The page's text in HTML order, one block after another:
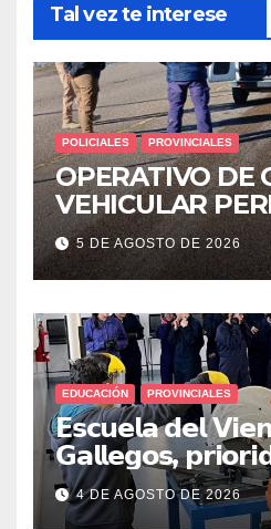
Tal vez te interese
POLICIALES PROVINCIALES
OPERATIVO DE
VEHICULAR
LOCALIZAR A
CON PEDIDO
5 DE AGOSTO DE 2026
EDUCACIÓN PROVINCIALES
𝗘𝘀𝗰𝘂𝗲𝗹𝗮 𝗱𝗲𝗹
𝗚𝗮𝗹𝗹𝗲𝗴𝗼𝘀,
𝘀𝗲𝗴𝘂𝗿𝗶𝗱𝗮𝗱: 𝗖𝗹𝗮𝘃𝗲
𝗱𝗲 𝗹𝗼𝘀 𝘁𝗮𝗹𝗹𝗲𝗿𝗲𝘀
4 DE AGOSTO DE 2026